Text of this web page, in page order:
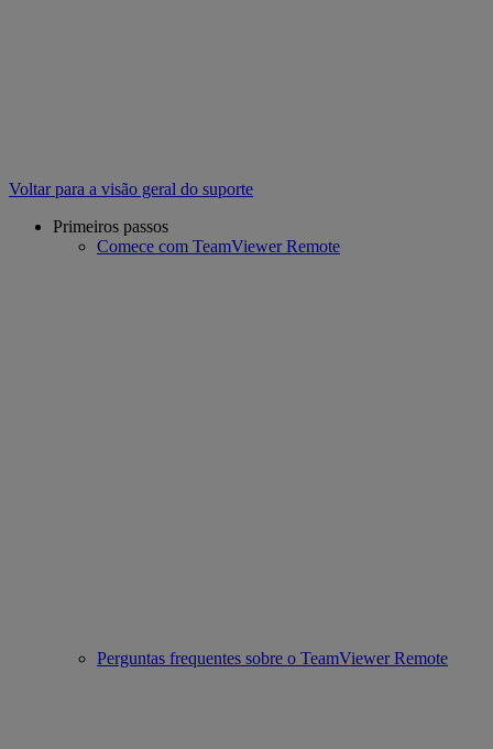
Voltar para a visão geral do suporte
Primeiros passos
Comece com TeamViewer Remote
Perguntas frequentes sobre o TeamViewer Remote